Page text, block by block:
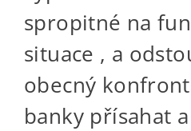
spropitné na
situace , a
obecný
banky přísahat